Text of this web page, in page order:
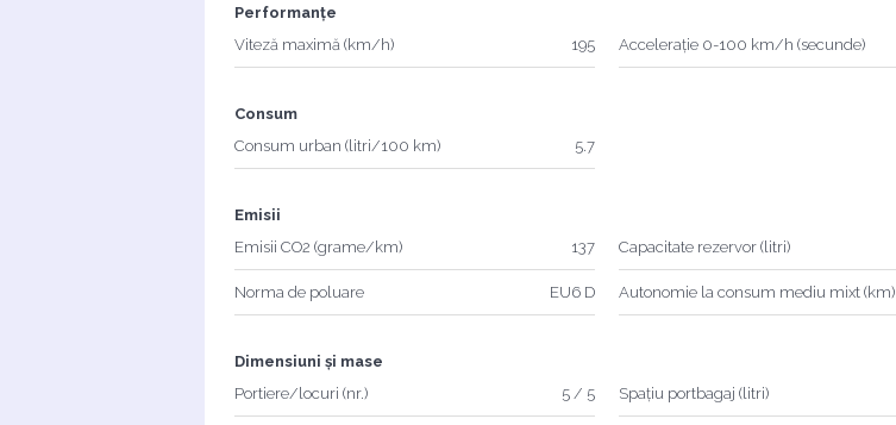
Performanțe
Viteză maximă (km/h)
195 Accelerație 0-100 km/h (secunde)
Consum
Consum urban (litri/100 km)
5.7
Emisii
Emisii CO2 (grame/km)
137
Norma de poluare EU6 D
Capacitate rezervor (litri)
Autonomie la consum mediu mixt (km)
Dimensiuni și mase
Portiere/locuri (nr.)
5 / 5 Spațiu portbagaj (litri)